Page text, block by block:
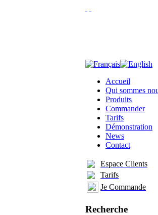
Accueil
Qui sommes
Produits
Commander
Tarifs
Démonstration
News
Contact
Espace Clients
Tarifs
Je Commande
Recherche